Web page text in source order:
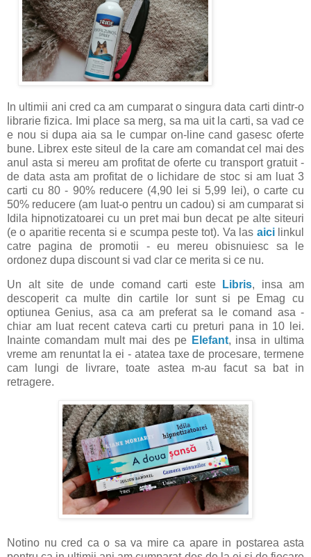
In ultimii ani cred ca am cumparat o singura data carti dintr-o
librarie fizica. Imi place sa merg, sa ma uit la carti, sa vad ce
e nou si dupa aia sa le cumpar on-line cand gasesc oferte
bune. Librex este siteul de la care am comandat cel mai des
anul asta si mereu am profitat de oferte cu transport gratuit -
de data asta am profitat de o lichidare de stoc si am luat 3
carti cu 80 - 90% reducere (4,90 lei si 5,99 lei), o carte cu
50% reducere (am luat-o pentru un cadou) si am cumparat si
Idila hipnotizatoarei cu un pret mai bun decat pe alte siteuri
(e o aparitie recenta si e scumpa peste tot). Va las aicilinkul
catre pagina de promotii - eu mereu obisnuiesc sa le
ordonez dupa discount si vad clar ce merita si ce nu.
Un alt site de unde comand carti este Libris, insa am
descoperit ca multe din cartile lor sunt si pe Emag cu
optiunea Genius, asa ca am preferat sa le comand asa -
chiar am luat recent cateva carti cu preturi pana in 10 lei.
Inainte comandam mult mai des pe Elefant, insa in ultima
vreme am renuntat la ei - atatea taxe de procesare, termene
cam lungi de livrare, toate astea m-au facut sa bat in
retragere.
Notino nu cred ca o sa va mire ca apare in postarea asta